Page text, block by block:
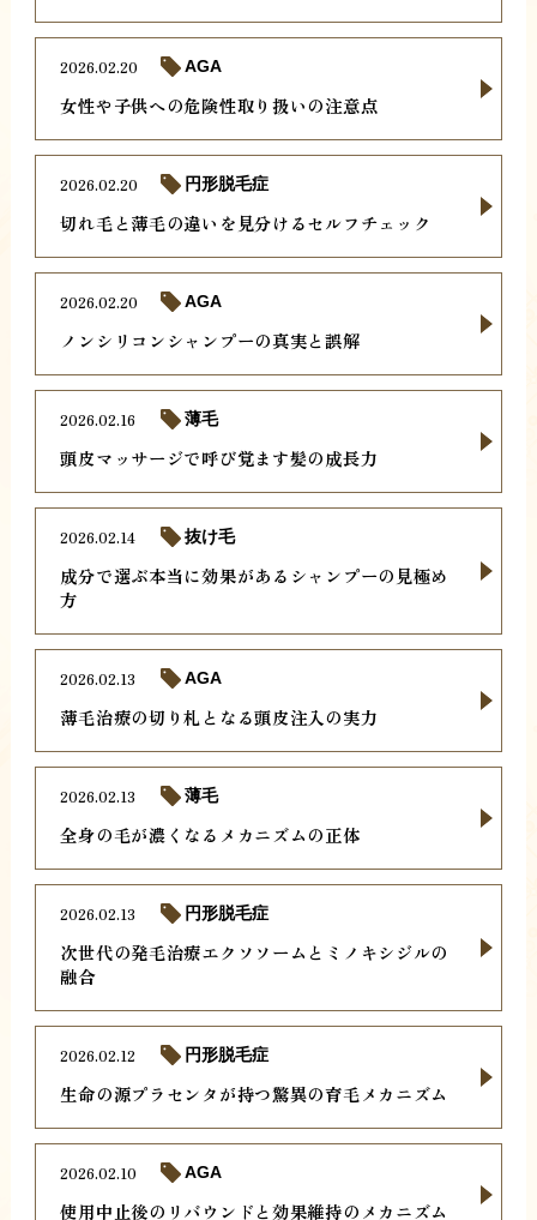
女性や子供への危険性取り扱いの注意点
2026.02.20 AGA
切れ毛と薄毛の違いを見分けるセルフチェック
2026.02.20 円形脱毛症
ノンシリコンシャンプーの真実と誤解
2026.02.20 AGA
頭皮マッサージで呼び覚ます髪の成長力
2026.02.16 薄毛
成分で選ぶ本当に効果があるシャンプーの見極め
方
2026.02.14 抜け毛
薄毛治療の切り札となる頭皮注入の実力
2026.02.13 AGA
全身の毛が濃くなるメカニズムの正体
2026.02.13 薄毛
次世代の発毛治療エクソソームとミノキシジルの
融合
2026.02.13 円形脱毛症
生命の源プラセンタが持つ驚異の育毛メカニズム
2026.02.12 円形脱毛症
使用中止後のリバウンドと効果維持のメカニズム
2026.02.10 AGA